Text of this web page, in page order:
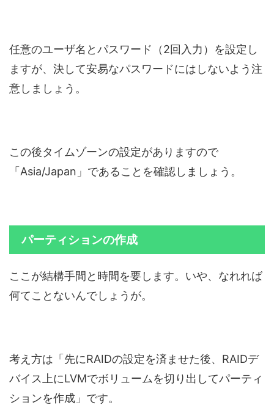
任意のユーザ名とパスワード（2回入力）を設定し
ますが、決して安易なパスワードにはしないよう注
意しましょう。
この後タイムゾーンの設定がありますので
「Asia/Japan」であることを確認しましょう。
パーティションの作成
ここが結構手間と時間を要します。いや、なれれば
何てことないんでしょうが。
考え方は「先にRAIDの設定を済ませた後、RAIDデ
バイス上にLVMでボリュームを切り出してパーティ
ションを作成」です。